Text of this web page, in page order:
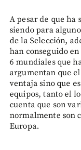
A pesar de que ha
siendo para
de la Selección,
han conseguido
6 mundiales que
argumentan que
ventaja sino que
equipos, tanto el
cuenta que son
normalmente son
Europa.